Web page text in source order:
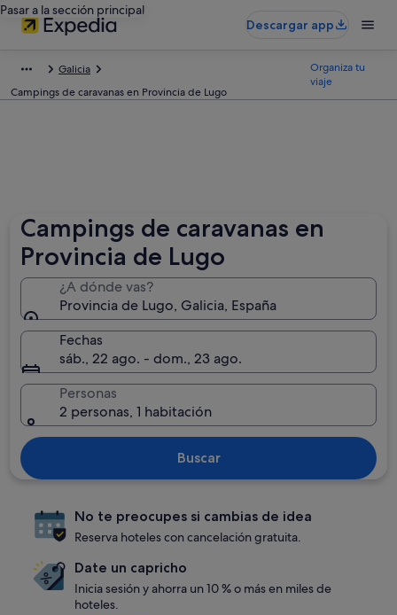
Pasar a la sección principal
Descargar app
Galicia
Campings de caravanas en Provincia de Lugo
Organiza tu
viaje
Campings de caravanas en
Provincia de Lugo
¿A dónde vas?
Provincia de Lugo, Galicia, España
Fechas
sáb., 22 ago. - dom., 23 ago.
Personas
2 personas, 1 habitación
Buscar
No te preocupes si cambias de idea
Reserva hoteles con cancelación gratuita.
Date un capricho
Inicia sesión y ahorra un 10 % o más en miles de
hoteles.